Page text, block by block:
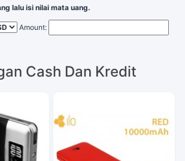
lalu isi nilai mata uang.
Amount:
Cash Dan Kredit